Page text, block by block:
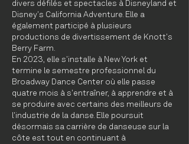
divers défilés et spectacles à Disneyland et
Disney's California Adventure. Elle a
également participé à plusieurs
productions de divertissement de Knott's
Berry Farm.
En 2023, elle s'installe à New York et
termine le semestre professionnel du
Broadway Dance Center où elle passe
quatre mois à s'entraîner, à apprendre et à
se produire avec certains des meilleurs de
l'industrie de la danse. Elle poursuit
désormais sa carrière de danseuse sur la
côte est tout en continuant à